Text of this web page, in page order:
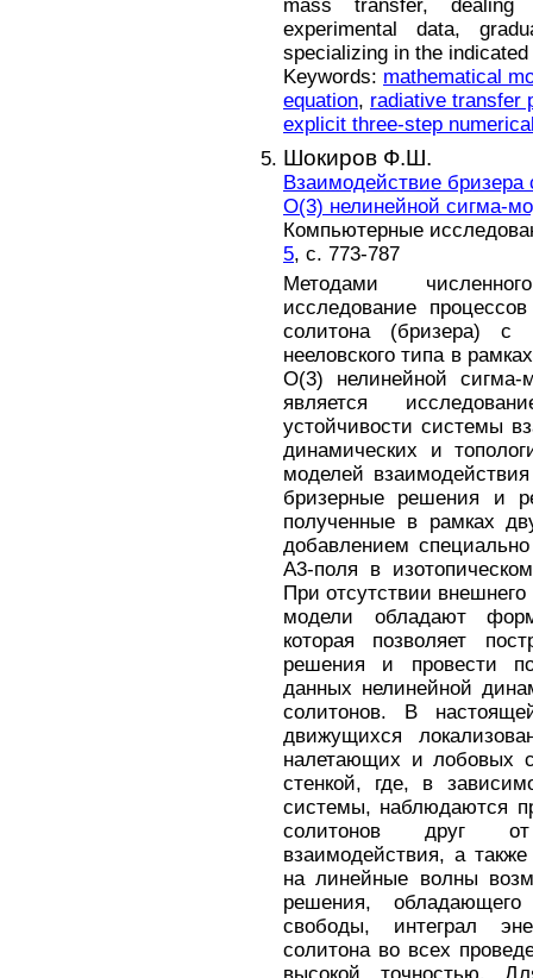
mass transfer,
experimental data,
specializing in the
Keywords: mathematical
equation, radiative transfer
explicit three-step
Шокиров Ф.Ш.
Взаимодействие
О(3) нелинейной сигма-
Компьютерные
5, с. 773-787
Методами
исследование
солитона (бризера) с
нееловского типа в
О(3) нелинейной
является
устойчивости системы
динамических и
моделей
бризерные решения и
полученные в рамках
добавлением
А3-поля в
При отсутствии
модели обладают
которая позволяет
решения и провести
данных нелинейной
солитонов. В
движущихся
налетающих и лобовых
стенкой, где, в
системы, наблюдаются
солитонов друг от
взаимодействия, а
на линейные волны
решения,
свободы, интеграл
солитона во всех
высокой точностью.